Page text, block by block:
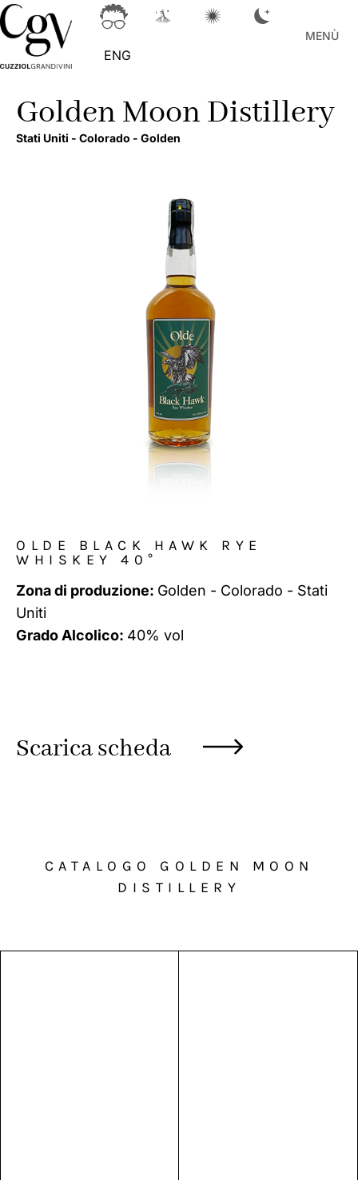
ENG
MENÙ
Golden Moon Distillery
Stati Uniti - Colorado - Golden
OLDE BLACK HAWK RYE
WHISKEY 40°
Zona di produzione: Golden - Colorado - Stati
Uniti
Grado Alcolico: 40% vol
Scarica scheda
CATALOGO GOLDEN MOON
DISTILLERY